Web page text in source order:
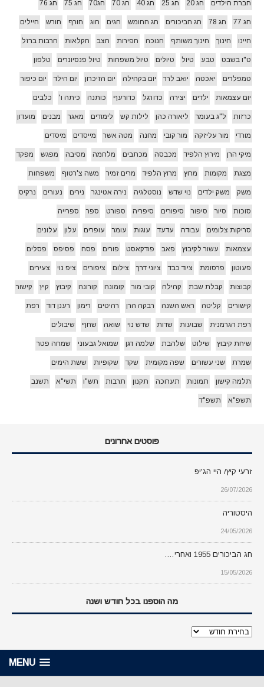
חברת הילדים חג 20 חג 25 חג 40 חג 70 חג70 חג 75 חג 76
חג 77 חג 78 חג הביכורים חג החומש חגים חוג חורף חורש חיילים
חיינו חינוך חינוך משותף חנוכה חפירות חצב חקלאות חרבות ברזל
ט"ו בשבט טבע טיול טיולים טיול משפחות טיול פנסיונרים טלפון
טמפלרים יאכטה יואב לרר יום בקהילה יום הזיכרון יום הילד יום כיפור
יום עצמאות ילדים יצירה כדורגל כדורעף כותנה כיתה ו' כלבים
כרזות ל"ג בעומר ליאורה כהן לילות קש לימודים מאגר מבנים מועדון
מורדי מור עליזקה מור קובי מחנה מטה אשר מייסדים מיסדים
מיקי הרן מירוץ הלפיד מכבסה מכתבים מלחמה מסיבה מפגש מפקד
מצגת מקומות מרוץ מרוץ הלפיד מרים זמיר משה צ'רטוף משפחות
משק משק ילדים נוי שדש נוסטלגיה נירה אטינגר נירים נעורים נרקיס
סוכות סיור סיפור סיפורים סיפריה ספורט ספר ספרייה
סריקות צלומים עבודה עדעד עוגות עומר עופרים עלון עלונים
עצמאות עשור לקיבוץ פאב פודקאסט פורים פסח פסיפס פסלים
פעוטון פרסומת ציוד כבד ציוני דרך צילום ציפורים ציפ נוי צעירים
קבוצות קבלת שבת קהילה קובי מור קומונה קורונה קיבוץ קיץ קישור
קישורים קליטה ראש השנה רבקה הרן רהיטים רימון רענן דוד רפת
רפת הגרמנית שבועות שדות שדש נוי שואה שחף שיבולים
שיחת קיבוץ שילוט שלהבת שלמה דגן שמואל גבעוני שמחה פטר
שמרת שני עשורים שפה מקומית שקד שקופיות ששת הימים
תלמה קישון תמונות תערוכה תקנון תרבות תש"ו תשי"א תשנב
תשפ"א תשפ"ד
פוסטים אחרונים
זרעי קיץ/ היי הג'יפ
26/07/2026
היסטוריה
24/05/2026
חג הביכורים 1955 ואחרי….
15/05/2026
מה הוספנו בכל חודש ושנה
מה
ושנה
MENU